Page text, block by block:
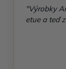
"Výrobky
etue a teď